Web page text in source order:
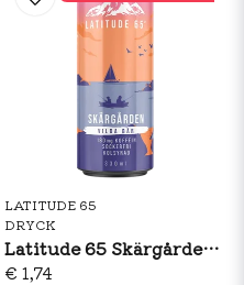
LATITUDE 65
DRYCK
Latitude 65 Skärgården - Vilda Bär 330ml
€ 1,74